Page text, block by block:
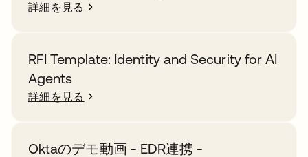
詳細を見る
RFI Template: Identity and Security for AI
Agents
詳細を見る
Oktaのデモ動画 - EDR連携 -